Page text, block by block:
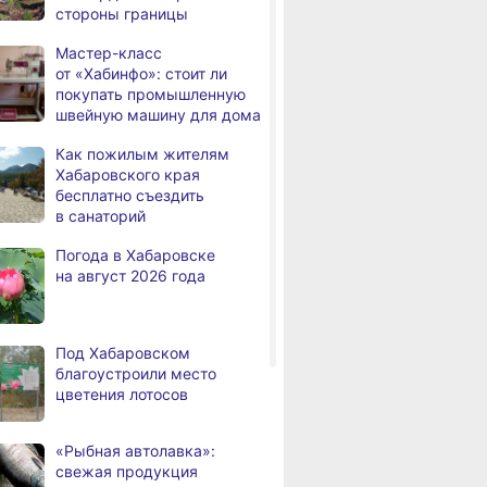
театр
Весеннее чтение
редакции «Хабинфо» —
Всемирный день кошек
В сёлах Хабаровского края
создают новые
пространства
площадки станут частью
обновлённого сквера
в Хабаровске
заканчивают ремонт дороги
Переяславка — Аргунское
переедут в новые квартиры
в 2026 году
лучших представителей
строительной отрасли
стороны границы
Мастер-класс
от «Хабинфо»: стоит ли
покупать промышленную
швейную машину для дома
Как пожилым жителям
Хабаровского края
бесплатно съездить
в санаторий
Погода в Хабаровске
на август 2026 года
Под Хабаровском
благоустроили место
цветения лотосов
«Рыбная автолавка»:
свежая продукция